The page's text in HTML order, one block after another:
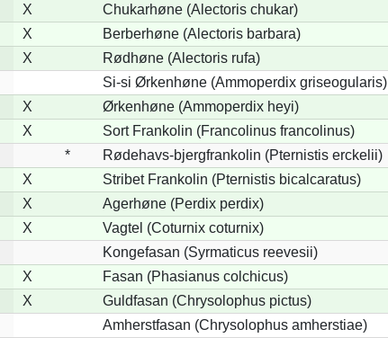
X
Chukarhøne (Alectoris chukar)
X
Berberhøne (Alectoris barbara)
X
Rødhøne (Alectoris rufa)
Si-si Ørkenhøne (Ammoperdix griseogularis)
X
Ørkenhøne (Ammoperdix heyi)
X
Sort Frankolin (Francolinus francolinus)
*
Rødehavs-bjergfrankolin (Pternistis erckelii)
X
Stribet Frankolin (Pternistis bicalcaratus)
X
Agerhøne (Perdix perdix)
X
Vagtel (Coturnix coturnix)
Kongefasan (Syrmaticus reevesii)
X
Fasan (Phasianus colchicus)
X
Guldfasan (Chrysolophus pictus)
Amherstfasan (Chrysolophus amherstiae)